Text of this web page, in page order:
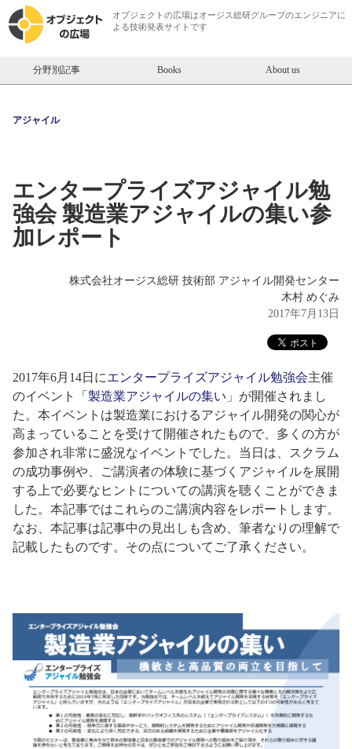
オブジェクトの広場はオージス総研グループのエンジニアに
よる技術発表サイトです
分野別記事 Books About us
アジャイル
エンタープライズアジャイル勉
強会 製造業アジャイルの集い参
加レポート
株式会社オージス総研 技術部 アジャイル開発センター
木村 めぐみ
2017年7月13日
2017年6月14日にエンタープライズアジャイル勉強会主催
のイベント「 製造業アジャイルの集い 」が開催されまし
た。本イベントは製造業におけるアジャイル開発の関心が
高まっていることを受けて開催されたもので、多くの方が
参加され非常に盛況なイベントでした。当日は、スクラム
の成功事例や、ご講演者の体験に基づくアジャイルを展開
する上で必要なヒントについての講演を聴くことができま
した。本記事ではこれらのご講演内容をレポートします。
なお、本記事は記事中の見出しも含め、筆者なりの理解で
記載したものです。その点についてご了承ください。